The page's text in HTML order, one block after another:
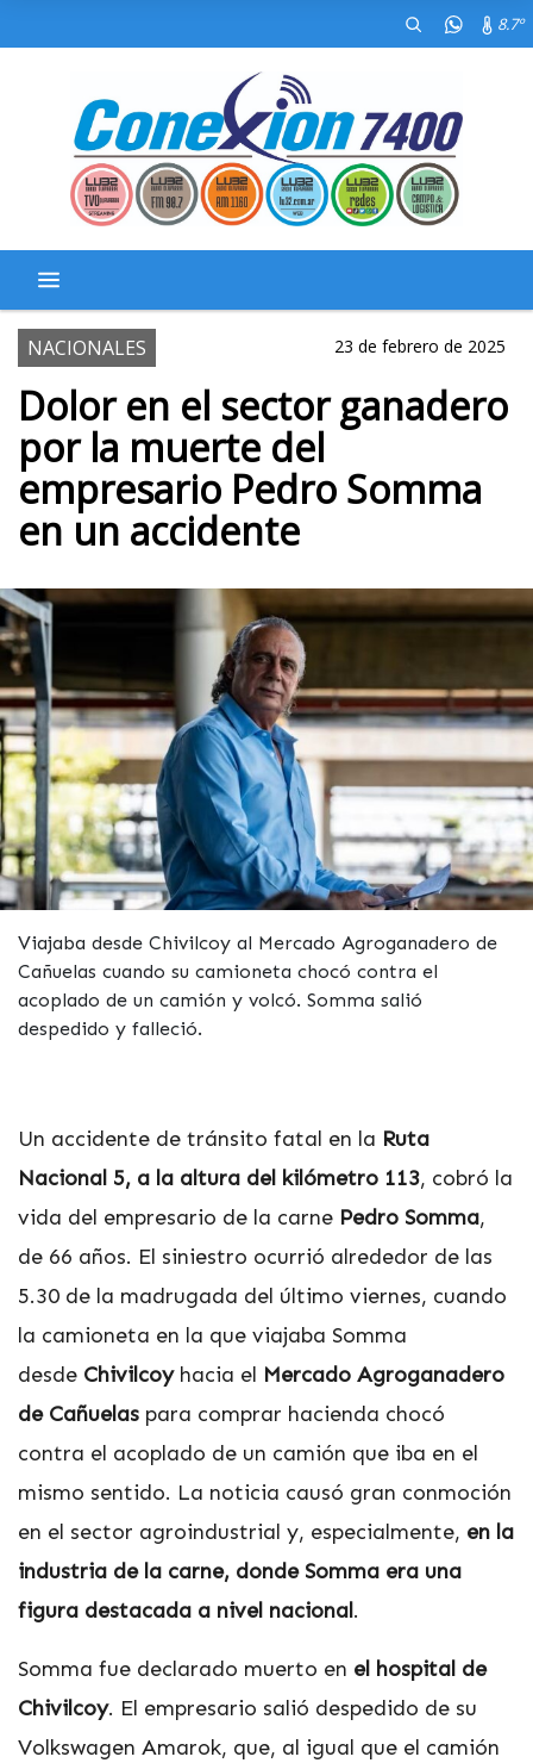
8.7º
NACIONALES 23 de febrero de 2025
Dolor en el sector ganadero
por la muerte del
empresario Pedro Somma
en un accidente
Viajaba desde Chivilcoy al Mercado Agroganadero de
Cañuelas cuando su camioneta chocó contra el
acoplado de un camión y volcó. Somma salió
despedido y falleció.
Un accidente de tránsito fatal en la Ruta
Nacional 5, a la altura del kilómetro 113, cobró la
vida del empresario de la carne Pedro Somma,
de 66 años. El siniestro ocurrió alrededor de las
5.30 de la madrugada del último viernes, cuando
la camioneta en la que viajaba Somma
desde Chivilcoyhacia el Mercado Agroganadero
de Cañuelas para comprar hacienda chocó
contra el acoplado de un camión que iba en el
mismo sentido. La noticia causó gran conmoción
en el sector agroindustrial y, especialmente, en la
industria de la carne, donde Somma era una
figura destacada a nivel nacional.
Somma fue declarado muerto en el hospital de
Chivilcoy. El empresario salió despedido de su
Volkswagen Amarok, que, al igual que el camión